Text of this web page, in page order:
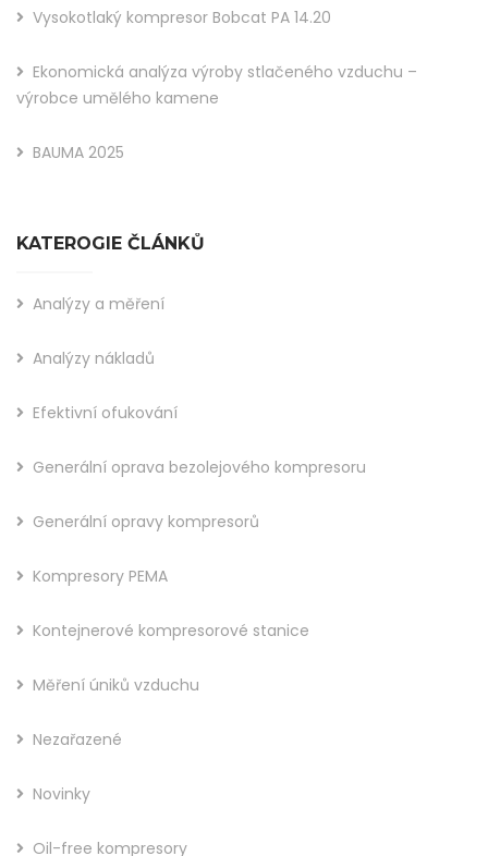
Vysokotlaký kompresor Bobcat PA 14.20
Ekonomická analýza výroby stlačeného vzduchu –
výrobce umělého kamene
BAUMA 2025
KATEROGIE ČLÁNKŮ
Analýzy a měření
Analýzy nákladů
Efektivní ofukování
Generální oprava bezolejového kompresoru
Generální opravy kompresorů
Kompresory PEMA
Kontejnerové kompresorové stanice
Měření úniků vzduchu
Nezařazené
Novinky
Oil-free kompresory